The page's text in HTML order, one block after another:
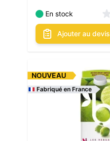
En stock
Ajouter au devis
NOUVEAU
Fabriqué en France